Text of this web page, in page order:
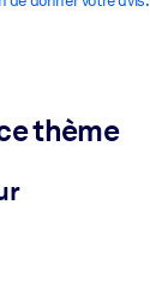
thème